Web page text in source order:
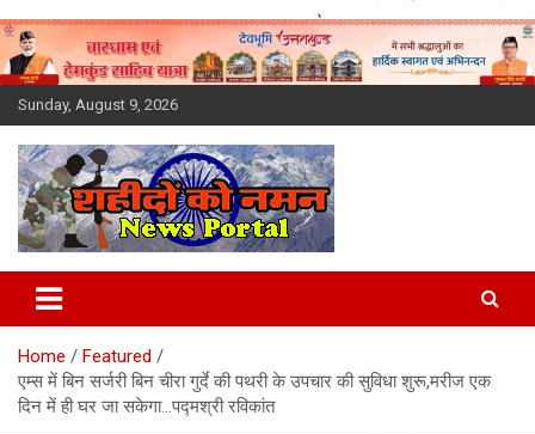
Skip
to
content
Sunday, August 9, 2026
Latest News Today, Breaking
News, Uttarakhand News in
Hindi
Home
Featured
एम्स में बिन सर्जरी बिन चीरा गुर्दे की पथरी के उपचार की सुविधा शुरू,मरीज एक
दिन में ही घर जा सकेगा…पद्मश्री रविकांत